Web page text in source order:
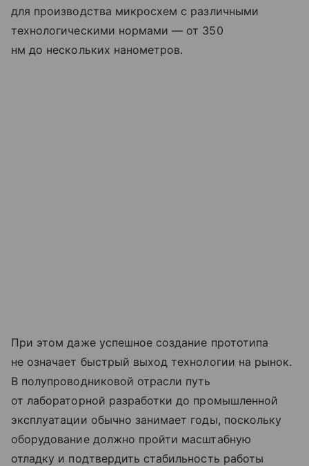
для производства микросхем с различными
технологическими нормами — от 350
нм до нескольких нанометров.
При этом даже успешное создание прототипа
не означает быстрый выход технологии на рынок.
В полупроводниковой отрасли путь
от лабораторной разработки до промышленной
эксплуатации обычно занимает годы, поскольку
оборудование должно пройти масштабную
отладку и подтвердить стабильность работы